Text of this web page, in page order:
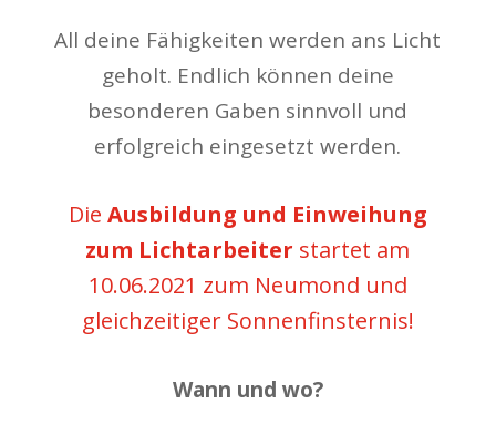
All deine Fähigkeiten werden ans Licht
geholt. Endlich können deine
besonderen Gaben sinnvoll und
erfolgreich eingesetzt werden.
Die Ausbildung und Einweihung
zum Lichtarbeiter startet am
10.06.2021 zum Neumond und
gleichzeitiger Sonnenfinsternis!
Wann und wo?